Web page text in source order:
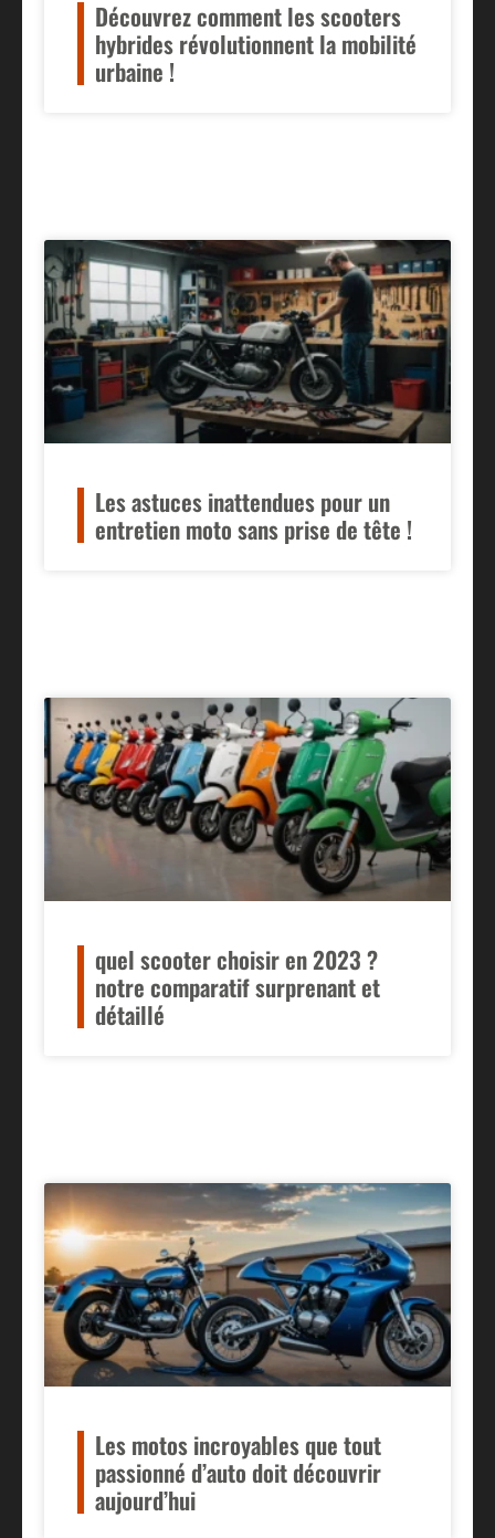
Découvrez comment les scooters
hybrides révolutionnent la mobilité
urbaine !
Les astuces inattendues pour un
entretien moto sans prise de tête !
quel scooter choisir en 2023 ?
notre comparatif surprenant et
détaillé
Les motos incroyables que tout
passionné d’auto doit découvrir
aujourd’hui